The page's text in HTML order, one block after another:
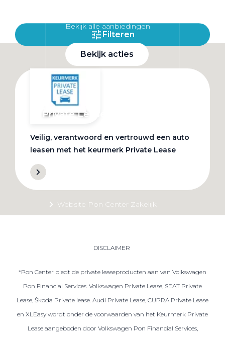
Bekijk alle aanbiedingen
Bekijk acties
Private Lease
Website Pon Center Zakelijk
Berijdersinfo
Filteren
Veilig, verantwoord en vertrouwd een auto
leasen met het keurmerk Private Lease
DISCLAIMER
*Pon Center biedt de private leaseproducten aan van Volkswagen
Pon Financial Services. Volkswagen Private Lease, SEAT Private
Lease, Škoda Private lease. Audi Private Lease, CUPRA Private Lease
en XLEasy wordt onder de voorwaarden van het Keurmerk Private
Lease aangeboden door Volkswagen Pon Financial Services,